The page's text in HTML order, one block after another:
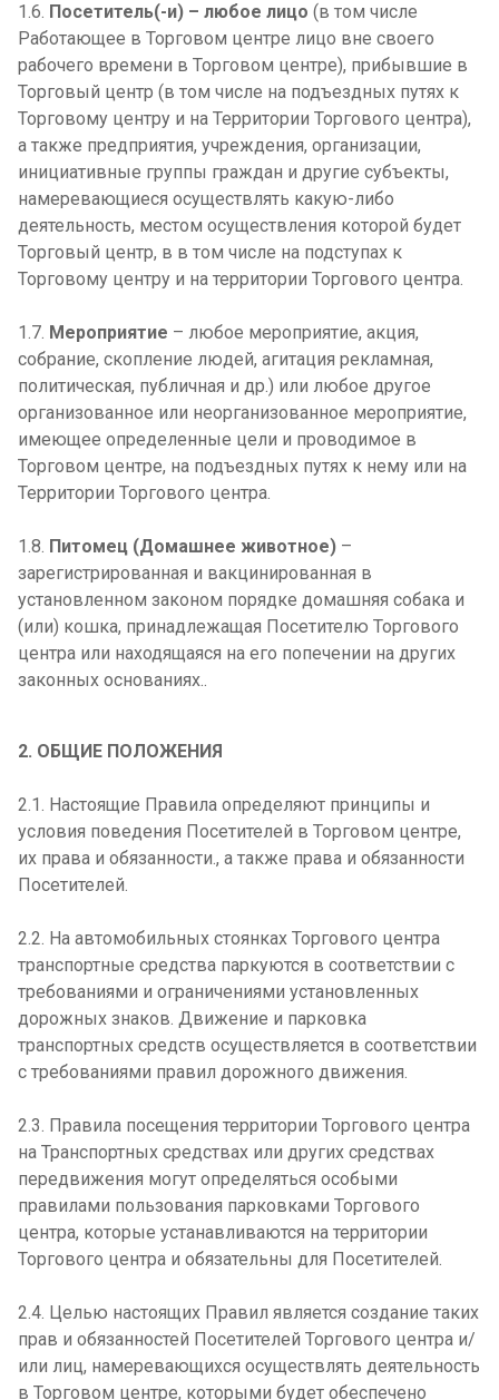
1.6. Посетитель(-и) – любое лицо (в том числе
Работающее в Торговом центре лицо вне своего
рабочего времени в Торговом центре), прибывшие в
Торговый центр (в том числе на подъездных путях к
Торговому центру и на Территории Торгового центра),
а также предприятия, учреждения, организации,
инициативные группы граждан и другие субъекты,
намеревающиеся осуществлять какую-либо
деятельность, местом осуществления которой будет
Торговый центр, в в том числе на подступах к
Торговому центру и на территории Торгового центра.
1.7. Мероприятие – любое мероприятие, акция,
собрание, скопление людей, агитация рекламная,
политическая, публичная и др.) или любое другое
организованное или неорганизованное мероприятие,
имеющее определенные цели и проводимое в
Торговом центре, на подъездных путях к нему или на
Территории Торгового центра.
1.8. Питомец (Домашнее животное) –
зарегистрированная и вакцинированная в
установленном законом порядке домашняя собака и
(или) кошка, принадлежащая Посетителю Торгового
центра или находящаяся на его попечении на других
законных основаниях..
2. ОБЩИЕ ПОЛОЖЕНИЯ
2.1. Настоящие Правила определяют принципы и
условия поведения Посетителей в Торговом центре,
их права и обязанности., а также права и обязанности
Посетителей.
2.2. На автомобильных стоянках Торгового центра
транспортные средства паркуются в соответствии с
требованиями и ограничениями установленных
дорожных знаков. Движение и парковка
транспортных средств осуществляется в соответствии
с требованиями правил дорожного движения.
2.3. Правила посещения территории Торгового центра
на Транспортных средствах или других средствах
передвижения могут определяться особыми
правилами пользования парковками Торгового
центра, которые устанавливаются на территории
Торгового центра и обязательны для Посетителей.
2.4. Целью настоящих Правил является создание таких
прав и обязанностей Посетителей Торгового центра и/
или лиц, намеревающихся осуществлять деятельность
в Торговом центре, которыми будет обеспечено